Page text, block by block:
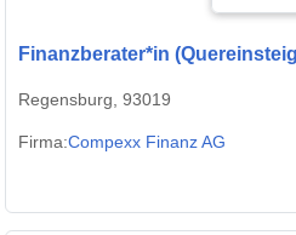
Finanzberater*in
Regensburg, 93019
Firma:Compexx Finanz AG